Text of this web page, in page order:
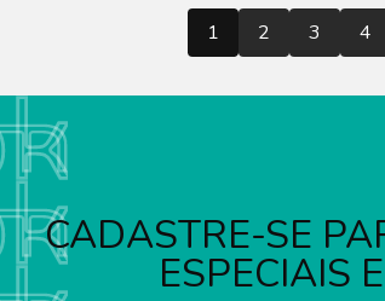
1 2 3 4
CADASTRE-SE
ESPECIAIS